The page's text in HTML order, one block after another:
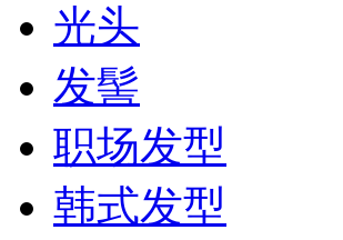
光头
发髻
职场发型
韩式发型